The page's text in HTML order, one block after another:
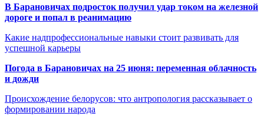
В Барановичах подросток получил удар током на железной
дороге и попал в реанимацию
Какие надпрофессиональные навыки стоит развивать для
успешной карьеры
Погода в Барановичах на 25 июня: переменная облачность
и дожди
Происхождение белорусов: что антропология рассказывает о
формировании народа